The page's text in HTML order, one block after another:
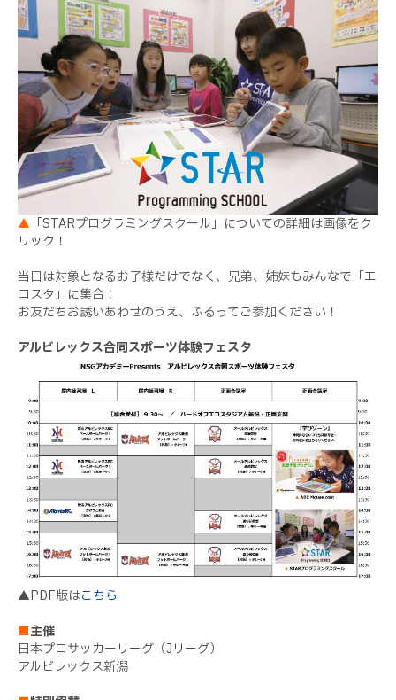
▲ 「STARプログラミングスクール」についての詳細は画像をク
リック！
当日は対象となるお子様だけでなく、兄弟、姉妹もみんなで「エ
コスタ」に集合！
お友だちお誘いあわせのうえ、ふるってご参加ください！
アルビレックス合同スポーツ体験フェスタ
▲PDF版はこちら
■主催
日本プロサッカーリーグ（Jリーグ）
アルビレックス新潟